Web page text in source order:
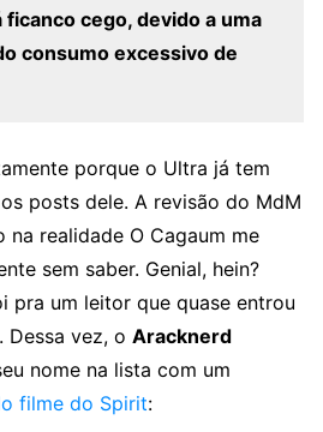
cego, devido a uma
consumo excessivo de
porque o Ultra já tem
posts dele. A revisão do MdM
na realidade O Cagaum me
sem saber. Genial, hein?
pra um leitor que quase entrou
Dessa vez, o Aracknerd
nome na lista com um
filme do Spirit: